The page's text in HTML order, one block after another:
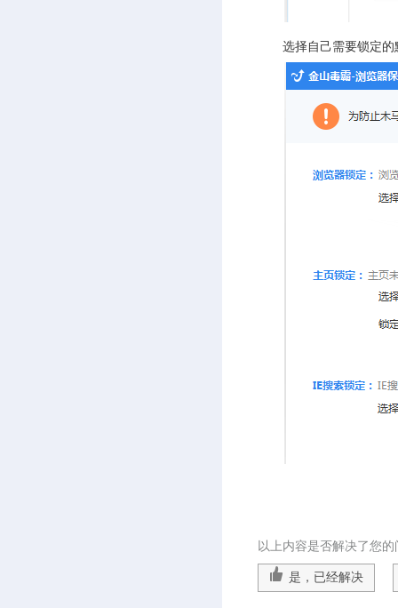
选择自己需要锁定
以上内容是否解决了您的
是，已经解决